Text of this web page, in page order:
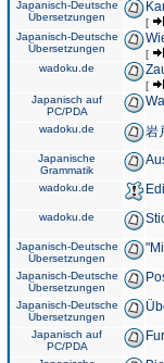
Japanisch-Deutsche
Übersetzungen
[
Japanisch-Deutsche
Übersetzungen
[
wadoku.de
[
Japanisch auf
PC/PDA
wadoku.de 岩
Japanische
Grammatik
wadoku.de
wadoku.de
Japanisch-Deutsche
Übersetzungen
Japanisch-Deutsche
Übersetzungen
Japanisch-Deutsche
Übersetzungen
Japanisch auf
PC/PDA